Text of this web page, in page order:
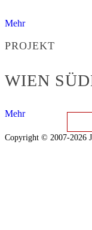
Mehr
PROJEKT
WIEN
Mehr
Copyright © 2007-2026